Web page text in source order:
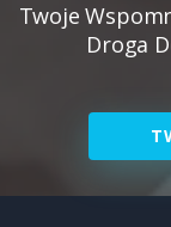
Twoje
Droga